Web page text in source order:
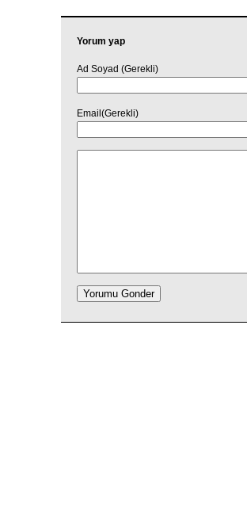
Yorum yap
Ad Soyad (Gerekli)
Email(Gerekli)